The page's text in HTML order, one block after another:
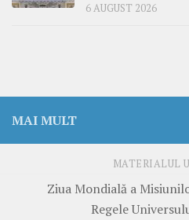
6 AUGUST 2026
MAI MULT
MATERIALUL
Ziua Mondială a
Regele